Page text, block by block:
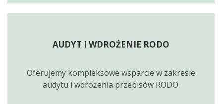
AUDYT I WDROŻENIE RODO
Oferujemy kompleksowe wsparcie w zakresie
audytu i wdrożenia przepisów RODO.